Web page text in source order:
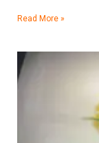
Read More »